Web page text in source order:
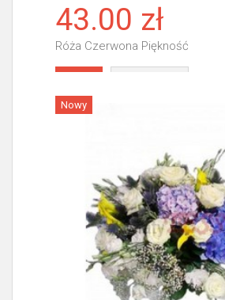
43.00 zł
Róża Czerwona Piękność
Nowy